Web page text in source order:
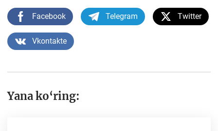
Facebook Telegram Twitter
Vkontakte
Yana ko‘ring: